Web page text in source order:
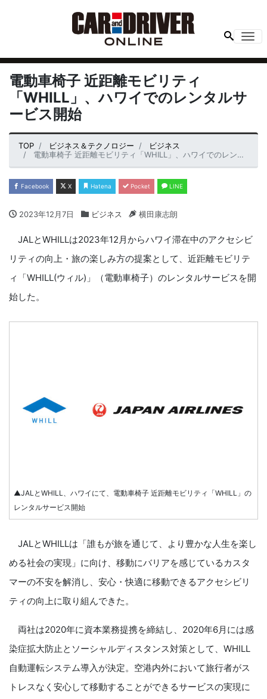
電動車椅子 近距離モビリティ
「WHILL」、ハワイでのレンタルサ
ービス開始
TOP ビジネス＆テクノロジー
ビジネス
電動車椅子 近距離モビリティ「WHILL」、ハワイでのレンタルサービス開始
Facebook X Hatena Pocket LINE
2023年12月7日 ビジネス 横田康志朗
JALとWHILLは2023年12月からハワイ滞在中のアクセシビ
リティの向上・旅の楽しみ方の提案として、近距離モビリテ
ィ「WHILL(ウィル)」（電動車椅子）のレンタルサービスを開
始した。
▲JALとWHILL、ハワイにて、電動車椅子 近距離モビリティ「WHILL」の
レンタルサービス開始
JALとWHILLは「誰もが旅を通じて、より豊かな人生を楽し
める社会の実現」に向け、移動にバリアを感じているカスタ
マーの不安を解消し、安心・快適に移動できるアクセシビリ
ティの向上に取り組んできた。
両社は2020年に資本業務提携を締結し、2020年6月には感
染症拡大防止とソーシャルディスタンス対策として、WHILL
自動運転システム導入が決定。空港内外において旅行者がス
トレスなく安心して移動することができるサービスの実現に